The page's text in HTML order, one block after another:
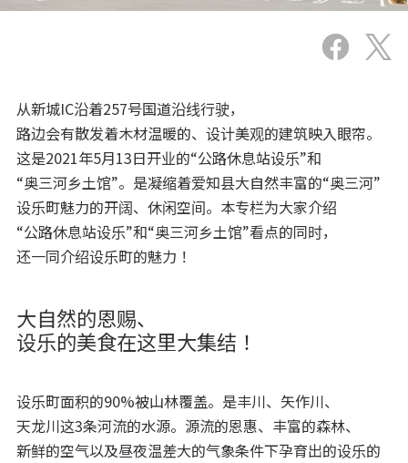
从新城IC沿着257号国道沿线行驶，
路边会有散发着木材温暖的、设计美观的建筑映入眼帘。
这是2021年5月13日开业的“公路休息站设乐”和
“奥三河乡土馆”。是凝缩着爱知县大自然丰富的“奥三河”
设乐町魅力的开阔、休闲空间。本专栏为大家介绍
“公路休息站设乐”和“奥三河乡土馆”看点的同时，
还一同介绍设乐町的魅力！
大自然的恩赐、
设乐的美食在这里大集结！
设乐町面积的90%被山林覆盖。是丰川、矢作川、
天龙川这3条河流的水源。源流的恩惠、丰富的森林、
新鲜的空气以及昼夜温差大的气象条件下孕育出的设乐的